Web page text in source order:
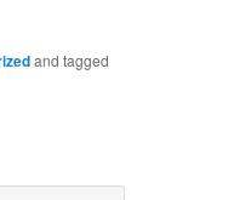
and tagged